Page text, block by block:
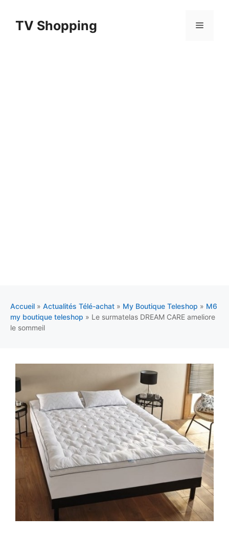
contenuTV Shopping Menu
Accueil » Actualités Télé-achat » My Boutique Teleshop » M6
my boutique teleshop » Le surmatelas DREAM CARE ameliore
le sommeil